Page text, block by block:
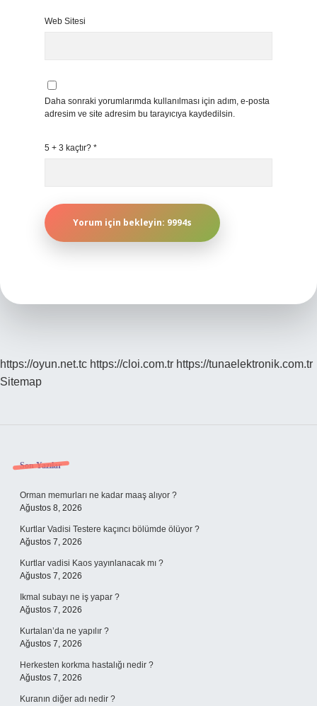
Web Sitesi
Daha sonraki yorumlarımda kullanılması için adım, e-posta
adresim ve site adresim bu tarayıcıya kaydedilsin.
5 + 3 kaçtır? *
https://oyun.net.tc https://cloi.com.tr https://tunaelektronik.com.tr
Sitemap
Sidebar
Son Yazılar
Orman memurları ne kadar maaş alıyor ?
Ağustos 8, 2026
Kurtlar Vadisi Testere kaçıncı bölümde ölüyor ?
Ağustos 7, 2026
Kurtlar vadisi Kaos yayınlanacak mı ?
Ağustos 7, 2026
Ikmal subayı ne iş yapar ?
Ağustos 7, 2026
Kurtalan’da ne yapılır ?
Ağustos 7, 2026
Herkesten korkma hastalığı nedir ?
Ağustos 7, 2026
Kuranın diğer adı nedir ?